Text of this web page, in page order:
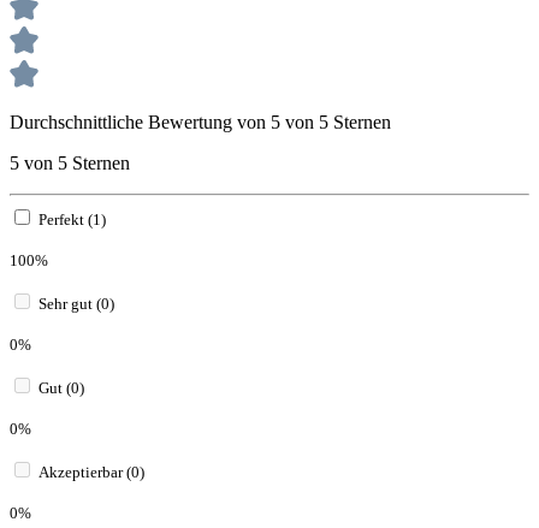
Durchschnittliche Bewertung von 5 von 5 Sternen
5 von 5 Sternen
Perfekt (1)
100%
Sehr gut (0)
0%
Gut (0)
0%
Akzeptierbar (0)
0%